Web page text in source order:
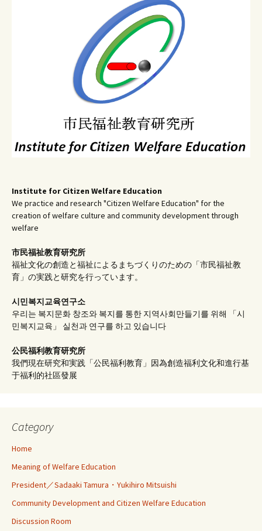
Institute for Citizen Welfare Education
We practice and research "Citizen Welfare Education" for the
creation of welfare culture and community development through
welfare
市民福祉教育研究所
福祉文化の創造と福祉によるまちづくりのための「市民福祉教
育」の実践と研究を行っています。
시민복지교육연구소
우리는 복지문화 창조와 복지를 통한 지역사회만들기를 위해 「시
민복지교육」 실천과 연구를 하고 있습니다
公民福利教育研究所
我們現在研究和実践「公民福利教育」因為創造福利文化和進行基
于福利的社區發展
Category
Home
Meaning of Welfare Education
President／Sadaaki Tamura・Yukihiro Mitsuishi
Community Development and Citizen Welfare Education
Discussion Room